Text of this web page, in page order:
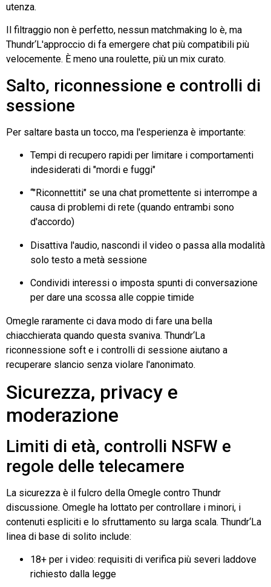
utenza.
Il filtraggio non è perfetto, nessun matchmaking lo è, ma
Thundr‘L'approccio di fa emergere chat più compatibili più
velocemente. È meno una roulette, più un mix curato.
Salto, riconnessione e controlli di
sessione
Per saltare basta un tocco, ma l'esperienza è importante:
Tempi di recupero rapidi per limitare i comportamenti
indesiderati di "mordi e fuggi"
“"Riconnettiti" se una chat promettente si interrompe a
causa di problemi di rete (quando entrambi sono
d'accordo)
Disattiva l'audio, nascondi il video o passa alla modalità
solo testo a metà sessione
Condividi interessi o imposta spunti di conversazione
per dare una scossa alle coppie timide
Omegle raramente ci dava modo di fare una bella
chiacchierata quando questa svaniva. Thundr‘La
riconnessione soft e i controlli di sessione aiutano a
recuperare slancio senza violare l'anonimato.
Sicurezza, privacy e
moderazione
Limiti di età, controlli NSFW e
regole delle telecamere
La sicurezza è il fulcro della Omegle contro Thundr
discussione. Omegle ha lottato per controllare i minori, i
contenuti espliciti e lo sfruttamento su larga scala. Thundr‘La
linea di base di solito include:
18+ per i video: requisiti di verifica più severi laddove
richiesto dalla legge